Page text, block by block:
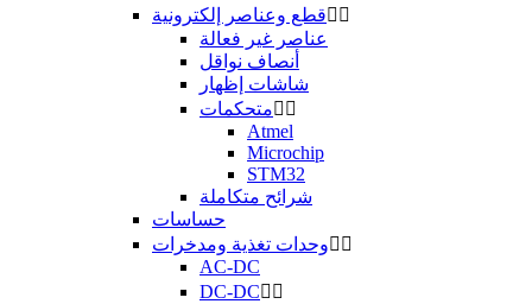
قطع وعناصر إلكترونية 
عناصر غير فعالة
أنصاف نواقل
شاشات إظهار
متحكمات 
Atmel
Microchip
STM32
شرائح متكاملة
حساسات
وحدات تغذية ومدخرات 
AC-DC
DC-DC 